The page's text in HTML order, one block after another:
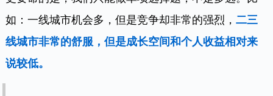
如：一线城市机会多，但是竞争却非常的强烈，二三
线城市非常的舒服，但是成长空间和个人收益相对来
说较低。